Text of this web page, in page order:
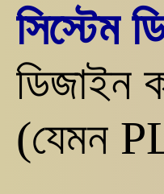
সিস্টেম
ডিজাইন
(যেমন